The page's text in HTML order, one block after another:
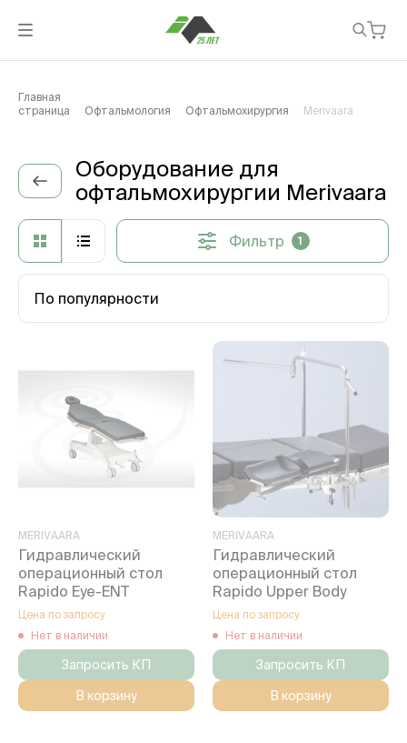
Главная
страница
Офтальмология Офтальмохирургия Merivaara
Оборудование для
офтальмохирургии Merivaara
Фильтр 1
По популярности
MERIVAARA
Гидравлический
операционный стол
Rapido Eye-ENT
Цена по запросу
Нет в наличии
Запросить КП
В корзину
MERIVAARA
Гидравлический
операционный стол
Rapido Upper Body
Цена по запросу
Нет в наличии
Запросить КП
В корзину